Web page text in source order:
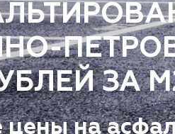
ЗА
цены на